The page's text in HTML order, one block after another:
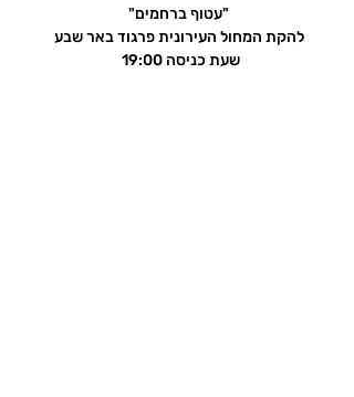
"עטוף ברחמים"
להקת המחול העירונית פרגוד באר שבע
שעת כניסה 19:00